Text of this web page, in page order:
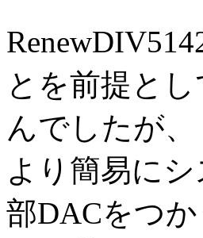
とを前提と
んでしたが、
より簡易に
部DACをつ